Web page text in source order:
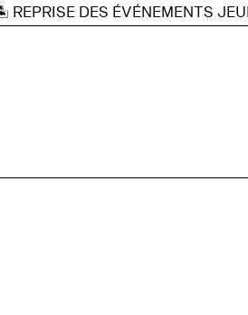
DES ÉVÉNEMENTS JEUDI 20